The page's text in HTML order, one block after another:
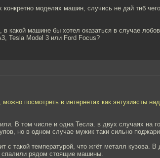
конкретно моделях машин, случись не дай тнб
какой машине бы хотел оказаться в случае
Tesla Model 3 или Ford Focus?
посмотреть в интернетах как энтузиасты
В том числе и одна Тесла. в двух случаях на
но в одном случае мужик таки сильно
с такой температурой, что жгёт металл кузова.
спалили рядом стоящие машины.